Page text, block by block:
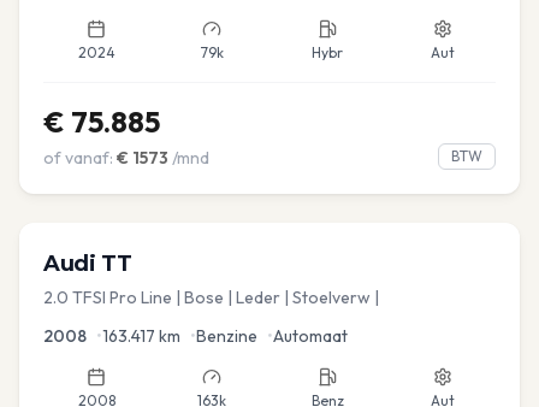
2024 79k Hybr Aut
€ 75.885
of vanaf: € 1573 /mnd BTW
Audi TT
2.0 TFSI Pro Line | Bose | Leder | Stoelverw |
2008 •163.417 km •Benzine •Automaat
2008 163k Benz Aut